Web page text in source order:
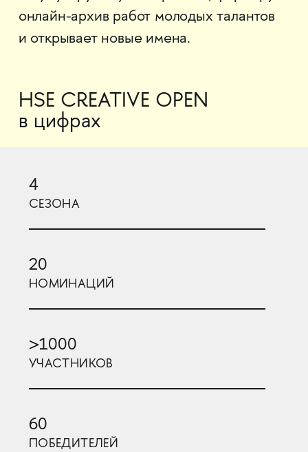
онлайн-архив работ молодых талантов
и открывает новые имена.
HSE CREATIVE OPEN
в цифрах
4
СЕЗОНА
20
НОМИНАЦИЙ
>1000
УЧАСТНИКОВ
60
ПОБЕДИТЕЛЕЙ